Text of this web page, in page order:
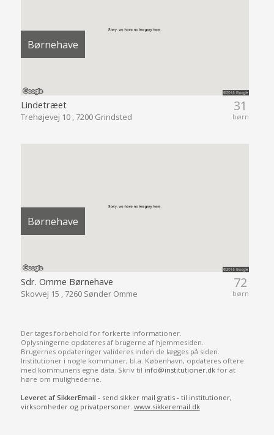
Børnehave
31
børn
Lindetræet
Trehøjevej 10 , 7200 Grindsted
Børnehave
72
børn
Sdr. Omme Børnehave
Skovvej 15 , 7260 Sønder Omme
Der tages forbehold for forkerte informationer.
Oplysningerne opdateres af brugerne af hjemmesiden.
Brugernes opdateringer valideres inden de lægges på siden.
Institutioner i nogle kommuner, bl.a. København, opdateres oftere
med kommunens egne data. Skriv til info@institutioner.dkfor at
høre om mulighederne.
Leveret af SikkerEmail - send sikker mail gratis - til institutioner,
virksomheder og privatpersoner. www.sikkeremail.dk